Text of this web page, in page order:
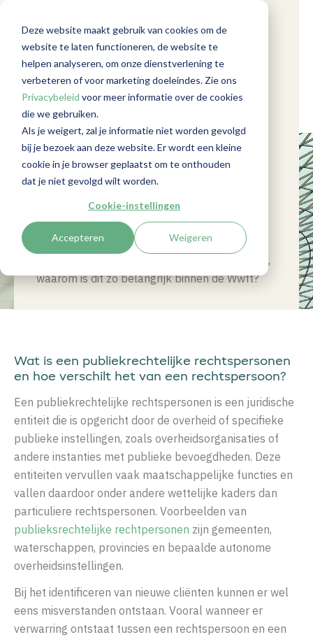
Deze website maakt gebruik van cookies om de
website te laten functioneren, de website te
helpen analyseren, om onze dienstverlening te
verbeteren of voor marketing doeleindes. Zie ons
Privacybeleid voor meer informatie over de cookies
die we gebruiken.
Als je weigert, zal je informatie niet worden gevolgd
bij je bezoek aan deze website. Er wordt een kleine
cookie in je browser geplaatst om te onthouden
dat je niet gevolgd wilt worden.
Cookie-instellingen
Accepteren Weigeren
worden als
publiekrechtelijke
rechtspersonen
In de wereld van juridische dienstverlening is
correcteclassificatie van een persoon of
entiteit van groot belang.Het maken van een
‘klein’ administratief foutje kan soms grote
gevolgenhebben.Een verkeerde aanduiding
kandanleiden tot boetes, extra controles en
andere juridischeconsequenties. Kantoren
moeten er daarom voor zorgen dat hun
administratie feilloos is, vooral wanneer het
gaat om risicovolle categorieën zoals
ubliekrechtelijke rechtspersonen
betekent het precies omwel of juist niet
ubliekrechtelijke rechtspersonen
te worden
aangemerkt bij de Wwft-cliëntonboarding? En,
waarom is dit zo belangrijk binnen deWwft?
Wat is een publiekrechtelijke rechtspersonen
en hoe verschilt het van een rechtspersoon?
Een publiekrechtelijke rechtspersonen is een juridische
entiteit die is opgericht door de overheid of specifieke
publieke instellingen, zoals overheidsorganisaties of
andere instanties met publieke bevoegdheden. Deze
entiteiten vervullen vaak maatschappelijke functies en
vallen daardoor onder andere wettelijke kaders dan
particuliere rechtspersonen. Voorbeelden van
publieksrechtelijke rechtpersonen zijn gemeenten,
waterschappen, provincies en bepaalde autonome
overheidsinstellingen.
Bij het identificeren van nieuwe cliënten kunnen er wel
eens misverstanden ontstaan. Vooral wanneer er
verwarring ontstaat tussen een rechtspersoon en een